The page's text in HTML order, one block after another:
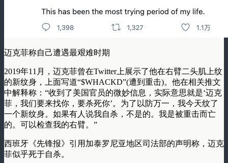
迈克菲称自己遭遇最艰难时期
2019年11月，迈克菲曾在Twitter上展示了他在右臂二头肌上纹
的新纹身，上面写道“$WHACKD”(遭到重击)。他在相关推文
中解释称：“收到了美国官员的微妙信息，实际意思就是‘迈克
菲，我们要来找你，要杀死你’。为了以防万一，我今天纹了
一个新纹身。如果有人说我自杀，不是的。我是被重击而亡
的。可以检查我的右臂。”
西班牙《先锋报》引用加泰罗尼亚地区司法部的声明称，迈克
菲似乎死于自杀。